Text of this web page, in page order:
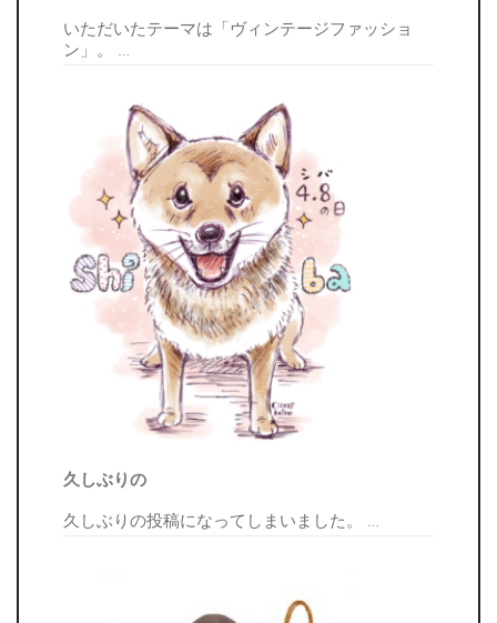
いただいたテーマは「ヴィンテージファッショ
ン」。 …
久しぶりの
久しぶりの投稿になってしまいました。 …